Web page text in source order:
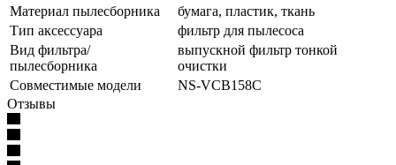
Материал пылесборника
бумага, пластик, ткань
Тип аксессуара
фильтр для пылесоса
Вид фильтра/
пылесборника
выпускной фильтр тонкой
очистки
Совместимые модели
NS-VCB158C
Отзывы